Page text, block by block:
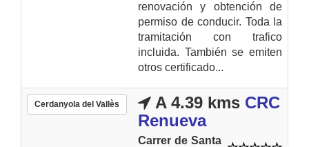
renovación y obtención de
permiso de conducir. Toda la
tramitación con trafico
incluida. También se emiten
otros certificado...
Cerdanyola del Vallès A 4.39 kms CRC
Renueva
Carrer de Santa